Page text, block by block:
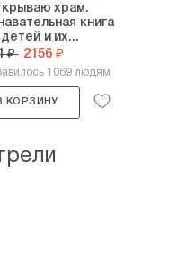
храм.
книга
и их...
₽ 2156 ₽
1069 людям
КОРЗИНУ